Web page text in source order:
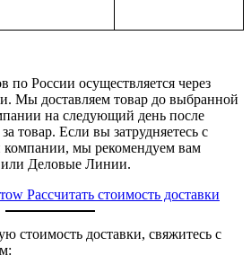
по России осуществляется через
Мы доставляем товар до выбранной
на следующий день после
товар. Если вы затрудняетесь с
компании, мы рекомендуем вам
Деловые Линии.
Рассчитать стоимость доставки
стоимость доставки, свяжитесь с